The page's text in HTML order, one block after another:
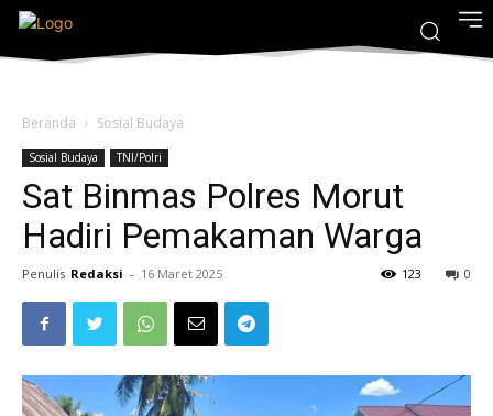
Beranda Sosial Budaya
Sosial Budaya TNI/Polri
Sat Binmas Polres Morut
Hadiri Pemakaman Warga
Penulis Redaksi - 16 Maret 2025 0
123